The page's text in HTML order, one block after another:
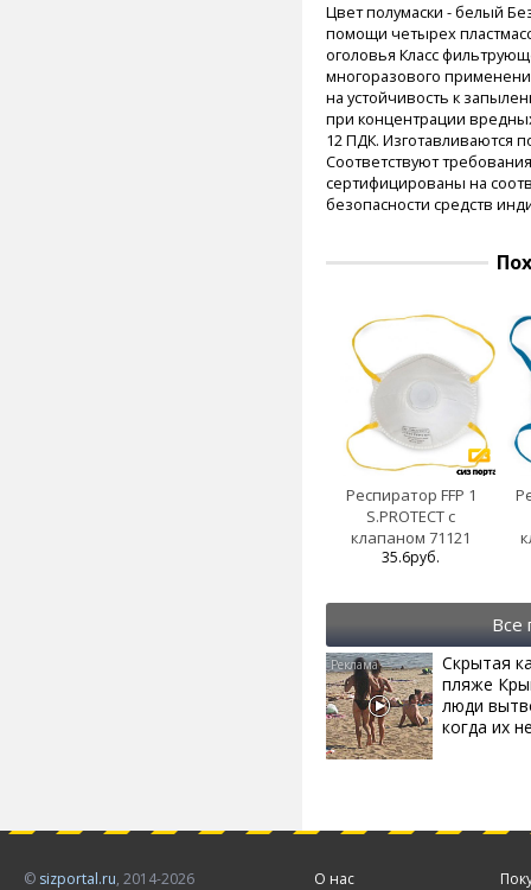
Цвет полумаски - белый
помощи четырех
оголовья Класс
многоразового
на устойчивость к
при концентрации
12 ПДК. Изготавливаются
Соответствуют
сертифицированы на
безопасности средств
Респиратор FFP 1
S.PROTECT с
клапаном 71121
35.6руб.
Все
Скрытая
пляже
люди
когда их
© sizportal.ru, 2014-2026
О нас